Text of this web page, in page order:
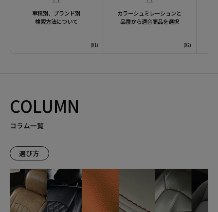
車種別、ブランド別
検索方法について
カラーシュミレーションと
品番から適合商品を選択
COLUMN
コラム一覧
選び方